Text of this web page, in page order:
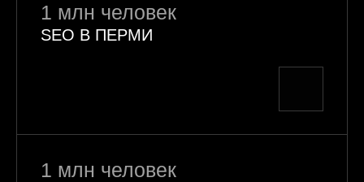
1 млн человек
SEO В ПЕРМИ
1 млн человек